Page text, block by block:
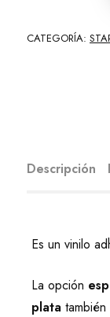
CATEGORÍA:
Descripción
Es un vinilo
La opción
plata